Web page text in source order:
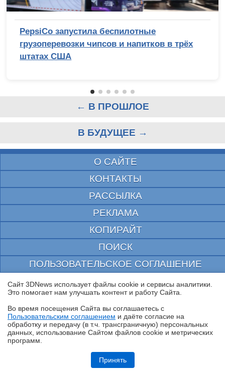
Обзор HUAWEI MatePad SE 11" (2026): тонкий металлический
планшет с раритетной начинкой
PepsiCo запустила беспилотные
грузоперевозки чипсов и напитков в трёх
штатах США
← В ПРОШЛОЕ
В БУДУЩЕЕ →
О САЙТЕ
КОНТАКТЫ
РАССЫЛКА
РЕКЛАМА
КОПИРАЙТ
ПОИСК
ПОЛЬЗОВАТЕЛЬСКОЕ СОГЛАШЕНИЕ
ЗАЩИЩЕНО CURATOR
© 1997—2026 Электронное периодическое издание "3ДНьюс" | Свидетельство о
выдано Федеральной Службой по надзору за соблюдением законодательства в сфере
массовых коммуникаций и охране культурного наследия
При цитировании документа ссылка на сайт с указанием автора обязательна. Полное
заимствование документа является нарушением
российского и международного законодательства и возможно только с согласия
Сайт 3DNews использует файлы cookie и сервисы аналитики.
Это помогает нам улучшать контент и работу Cайта.
Во время посещения Cайта вы соглашаетесь с
Пользовательским соглашением и даёте согласие на
обработку и передачу (в т.ч. трансграничную) персональных
данных, использование Cайтом файлов cookie и метрических
программ.
Принять